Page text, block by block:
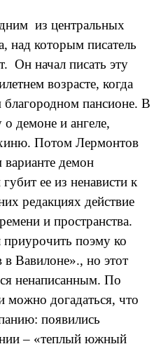
из центральных
над которым писатель
Он начал писать эту
возрасте, когда
благородном пансионе. В
демоне и ангеле,
Потом Лермонтов
демон
ее из ненависти к
редакциях действие
и пространства.
поэму ко
в Вавилоне»., но этот
ненаписанным. По
можно догадаться, что
появились
– «теплый южный